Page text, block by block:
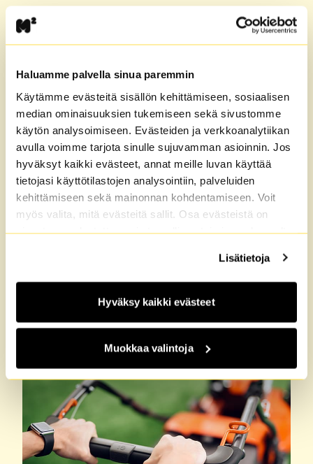
Haluamme palvella sinua paremmin
Käytämme evästeitä sisällön kehittämiseen, sosiaalisen
median ominaisuuksien tukemiseen sekä sivustomme
käytön analysoimiseen. Evästeiden ja verkkoanalytiikan
avulla voimme tarjota sinulle sujuvamman asioinnin. Jos
hyväksyt kaikki evästeet, annat meille luvan käyttää
tietojasi käyttötilastojen analysointiin, palveluiden
kehittämiseen sekä mainonnan kohdentamiseen. Voit
myös valita, mitä evästeitä sallit. Osa evästeistä on
sivustomme luotettavan ja turvallisen toiminnan kannalta
Lisätietoja
Hyväksy kaikki evästeet
Muokkaa valintoja
Artikkelit
Julkaistu:
Martinlaaksossa asukkaat ja oma talkkari
12.2.2019